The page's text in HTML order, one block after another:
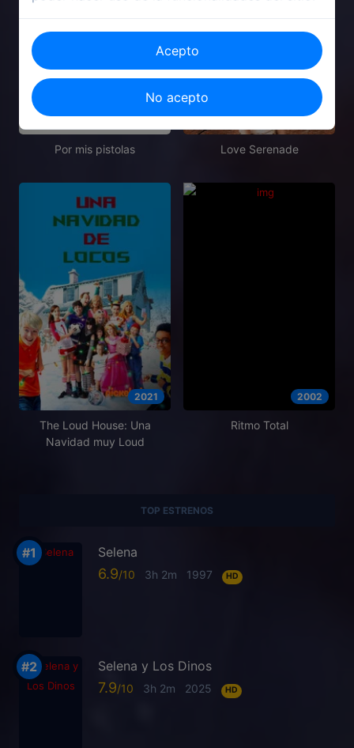
1968
Por mis pistolas
1996
Love Serenade
2021
The Loud House: Una
Navidad muy Loud
2002
Ritmo Total
TOP ESTRENOS
Selena
6.9 3h 2m 1997 HD
Selena y Los Dinos
7.9 3h 2m 2025 HD
Acepto
No acepto